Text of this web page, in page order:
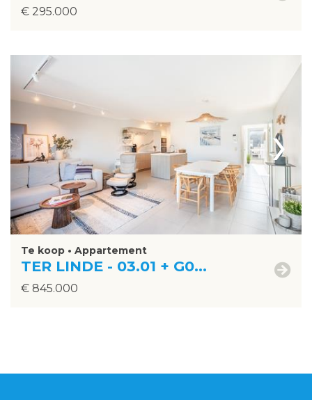
€ 295.000
›
Te koop • Appartement
TER LINDE - 03.01 + G0...
€ 845.000